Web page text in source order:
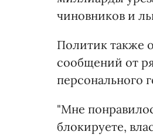
чиновников и
Политик также
сообщений от
персонального
"Мне
блокируете,